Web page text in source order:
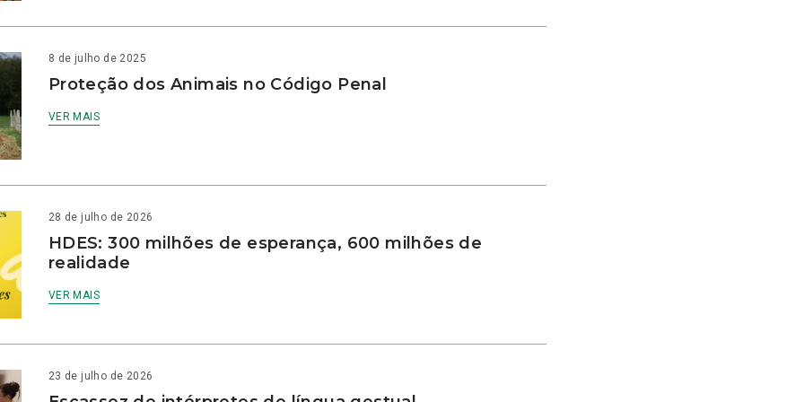
8 de julho de 2025
Proteção dos Animais no Código Penal
VER MAIS
28 de julho de 2026
HDES: 300 milhões de esperança, 600 milhões de
realidade
VER MAIS
23 de julho de 2026